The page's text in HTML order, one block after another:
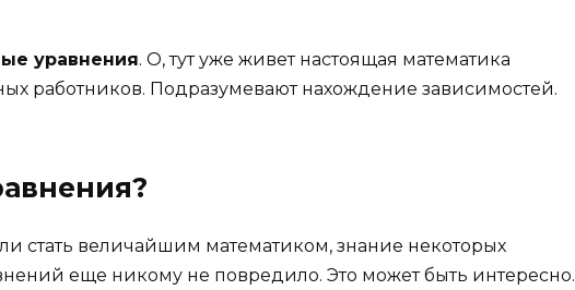
уравнения. О, тут уже живет настоящая математика
работников. Подразумевают нахождение зависимостей.
стать величайшим математиком, знание некоторых
еще никому не повредило. Это может быть интересно.